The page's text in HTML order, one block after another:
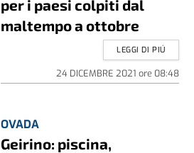
per i paesi colpiti dal
maltempo a ottobre
24 DICEMBRE 2021 ore 08:48
LEGGI DI PIÚ
OVADA
Geirino: piscina,